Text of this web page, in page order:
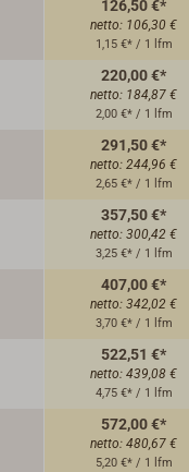
126,50 €*
netto: 106,30 €
1,15 €* / 1 lfm
220,00 €*
netto: 184,87 €
2,00 €* / 1 lfm
291,50 €*
netto: 244,96 €
2,65 €* / 1 lfm
357,50 €*
netto: 300,42 €
3,25 €* / 1 lfm
407,00 €*
netto: 342,02 €
3,70 €* / 1 lfm
522,51 €*
netto: 439,08 €
4,75 €* / 1 lfm
572,00 €*
netto: 480,67 €
5,20 €* / 1 lfm